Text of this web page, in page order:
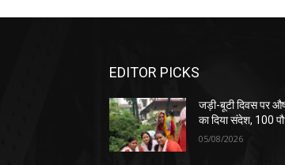
EDITOR PICKS
जड़ी-बूटी दिवस पर
का दिया संदेश, 100
05/08/2026